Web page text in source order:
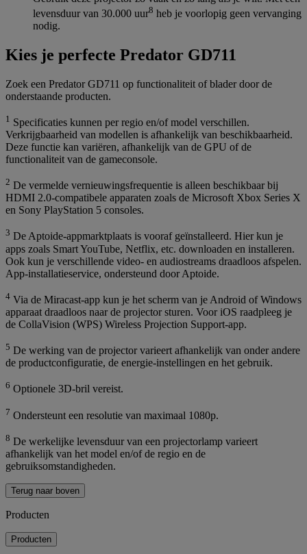
levensduur van 30.000 uur8 heb je voorlopig geen vervanging
nodig.
Kies je perfecte Predator GD711
Zoek een Predator GD711 op functionaliteit of blader door de
onderstaande producten.
1 Specificaties kunnen per regio en/of model verschillen.
Verkrijgbaarheid van modellen is afhankelijk van beschikbaarheid.
Deze functie kan variëren, afhankelijk van de GPU of de
functionaliteit van de gameconsole.
2 De vermelde vernieuwingsfrequentie is alleen beschikbaar bij
HDMI 2.0-compatibele apparaten zoals de Microsoft Xbox Series X
en Sony PlayStation 5 consoles.
3 De Aptoide-appmarktplaats is vooraf geïnstalleerd. Hier kun je
apps zoals Smart YouTube, Netflix, etc. downloaden en installeren.
Ook kun je verschillende video- en audiostreams draadloos afspelen.
App-installatieservice, ondersteund door Aptoide.
4 Via de Miracast-app kun je het scherm van je Android of Windows
apparaat draadloos naar de projector sturen. Voor iOS raadpleeg je
de CollaVision (WPS) Wireless Projection Support-app.
5 De werking van de projector varieert afhankelijk van onder andere
de productconfiguratie, de energie-instellingen en het gebruik.
6 Optionele 3D-bril vereist.
7 Ondersteunt een resolutie van maximaal 1080p.
8 De werkelijke levensduur van een projectorlamp varieert
afhankelijk van het model en/of de regio en de
gebruiksomstandigheden.
Terug naar boven
Producten
Producten